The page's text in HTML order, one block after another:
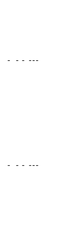
- - - ---
- - - ---